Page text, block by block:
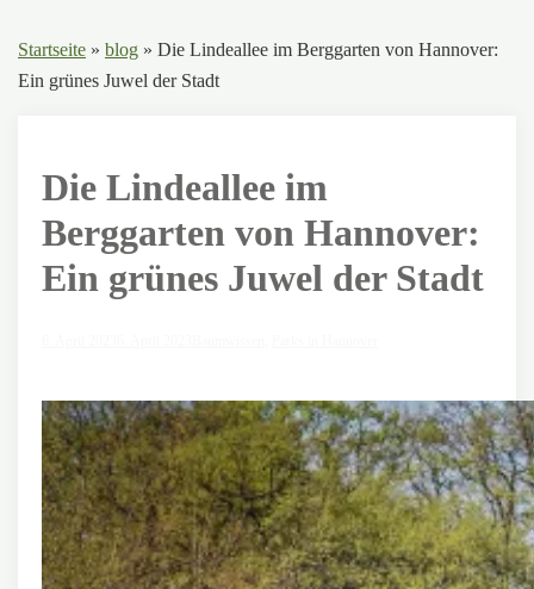
Startseite » blog » Die Lindeallee im Berggarten von Hannover:
Ein grünes Juwel der Stadt
Die Lindeallee im
Berggarten von Hannover:
Ein grünes Juwel der Stadt